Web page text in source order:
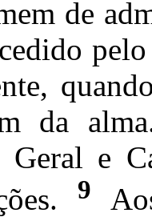
de
da
e
9